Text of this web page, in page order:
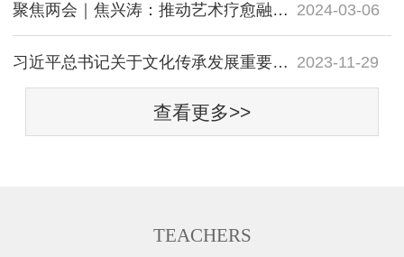
聚焦两会｜焦兴涛：推动艺术疗愈融入学校美育体系，加强学生心理健康建设 2024-03-06
习近平总书记关于文化传承发展重要论述摘编 2023-11-29
查看更多>>
TEACHERS